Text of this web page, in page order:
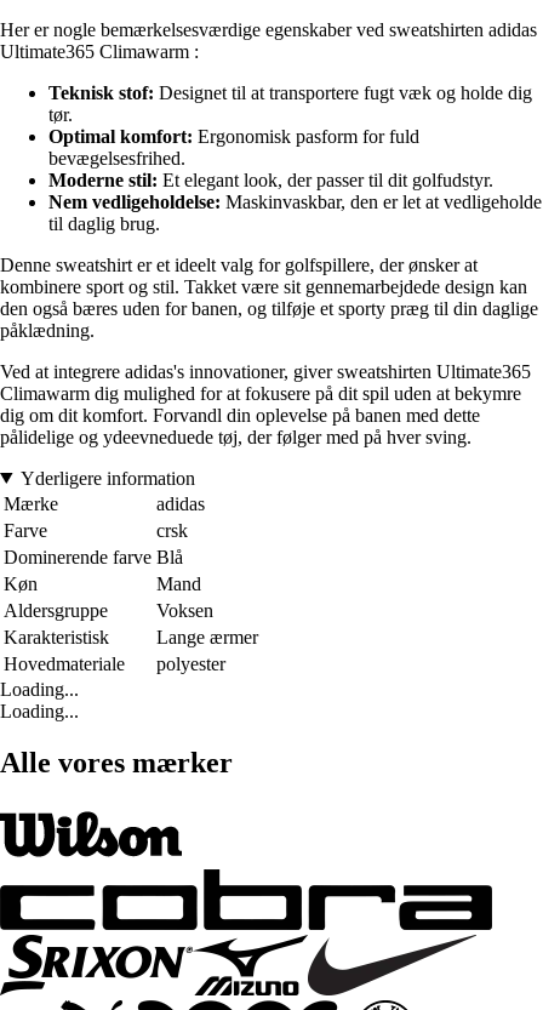
Her er nogle bemærkelsesværdige egenskaber ved sweatshirten adidas
Ultimate365 Climawarm :
Teknisk stof: Designet til at transportere fugt væk og holde dig
tør.
Optimal komfort: Ergonomisk pasform for fuld
bevægelsesfrihed.
Moderne stil: Et elegant look, der passer til dit golfudstyr.
Nem vedligeholdelse: Maskinvaskbar, den er let at vedligeholde
til daglig brug.
Denne sweatshirt er et ideelt valg for golfspillere, der ønsker at
kombinere sport og stil. Takket være sit gennemarbejdede design kan
den også bæres uden for banen, og tilføje et sporty præg til din daglige
påklædning.
Ved at integrere adidas's innovationer, giver sweatshirten Ultimate365
Climawarm dig mulighed for at fokusere på dit spil uden at bekymre
dig om dit komfort. Forvandl din oplevelse på banen med dette
pålidelige og ydeevneduede tøj, der følger med på hver sving.
Yderligere information
Mærke
adidas
Farve
crsk
Dominerende farve Blå
Køn
Mand
Aldersgruppe
Voksen
Karakteristisk
Lange ærmer
Hovedmateriale
polyester
Loading...
Loading...
Alle vores mærker